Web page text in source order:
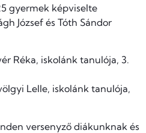
gyermek képviselte
József és Tóth Sándor
Réka, iskolánk tanulója, 3.
Lelle, iskolánk tanulója,
versenyző diákunknak és